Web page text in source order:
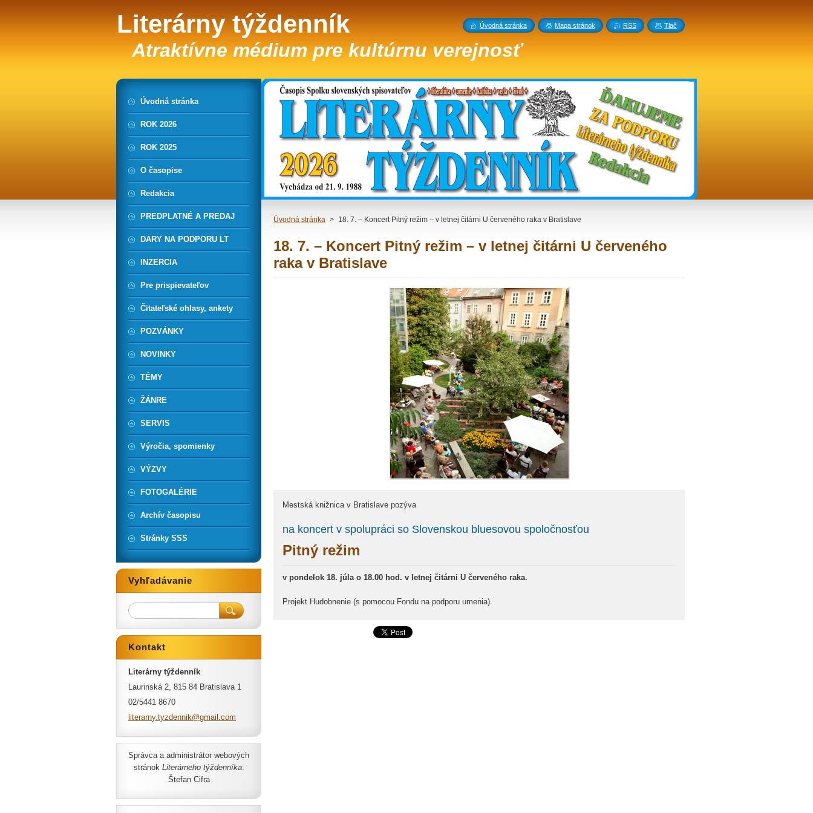
Literárny týždenník
Atraktívne médium pre kultúrnu verejnosť
Úvodná stránka > 18. 7. – Koncert Pitný režim – v letnej čitárni U červeného raka v Bratislave
18. 7. – Koncert Pitný režim – v letnej čitárni U červeného
raka v Bratislave
Mestská knižnica v Bratislave pozýva
na koncert v spolupráci so Slovenskou bluesovou spoločnosťou
Pitný režim
v pondelok 18. júla o 18.00 hod. v letnej čitárni U červeného raka.
Projekt Hudobnenie (s pomocou Fondu na podporu umenia).
Úvodná stránka
ROK 2026
ROK 2025
O časopise
Redakcia
PREDPLATNÉ A PREDAJ
DARY NA PODPORU LT
INZERCIA
Pre prispievateľov
Čitateľské ohlasy, ankety
POZVÁNKY
NOVINKY
TÉMY
ŽÁNRE
SERVIS
Výročia, spomienky
VÝZVY
FOTOGALÉRIE
Archív časopisu
Stránky SSS
Vyhľadávanie
Kontakt
Literárny týždenník
Laurinská 2, 815 84 Bratislava 1
02/5441 8670
literarny.tyzdennik@gmai l.com
Správca a administrátor webových
stránok Literárneho týždenníka:
Štefan Cifra
Úvodná stránka Mapa stránok RSS Tlač